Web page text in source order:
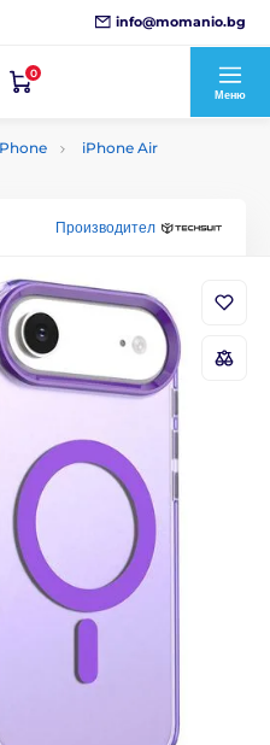
info@momanio.bg
0
Меню
iPhone Air
Производител